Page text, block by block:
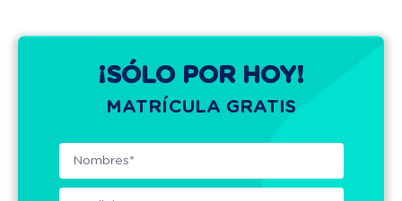
¡SÓLO POR HOY!
MATRÍCULA GRATIS